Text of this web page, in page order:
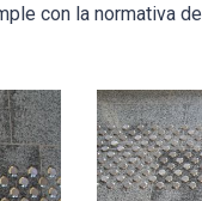
con la normativa